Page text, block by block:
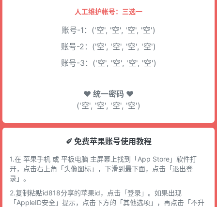
人工维护帐号：三选一
账号-1：('空', '空', '空', '空')
账号-2：('空', '空', '空', '空')
账号-3：('空', '空', '空', '空')
♥ 统一密码 ♥
('空', '空', '空', '空')
✐ 免费苹果账号使用教程
1.在 苹果手机 或 平板电脑 主屏幕上找到「App Store」软件打
开，点击右上角「头像图标」，下滑到最下面，点击「退出登
录」。
2.复制粘贴id818分享的苹果id，点击「登录」。如果出现
「AppleID安全」提示，点击下方的「其他选项」，再点击「不升